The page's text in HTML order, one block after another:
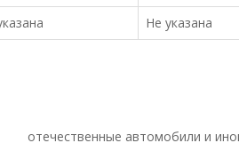
Не указана
отечественные автомобили и